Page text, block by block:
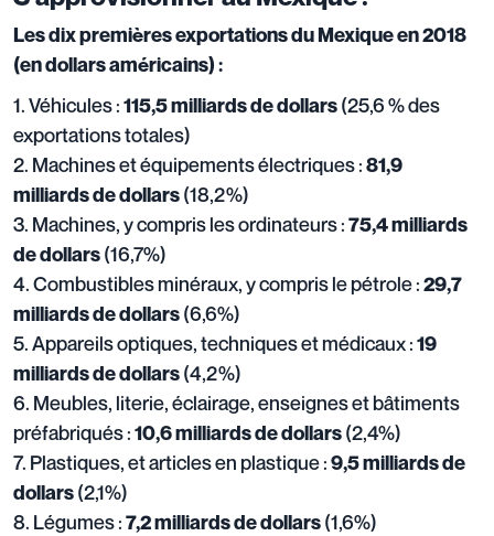
Les dix premières exportations du Mexique en 2018
(en dollars américains) :
1. Véhicules :115,5 milliards de dollars(25,6 % des
exportations totales)
2. Machines et équipements électriques :81,9
milliards de dollars(18,2%)
3. Machines, y compris les ordinateurs :75,4 milliards
de dollars(16,7%)
4. Combustibles minéraux, y compris le pétrole :29,7
milliards de dollars(6,6%)
5. Appareils optiques, techniques et médicaux :19
milliards de dollars(4,2%)
6. Meubles, literie, éclairage, enseignes et bâtiments
préfabriqués :10,6 milliards de dollars(2,4%)
7. Plastiques, et articles en plastique :9,5 milliards de
dollars(2,1%)
8. Légumes :7,2 milliards de dollars(1,6%)